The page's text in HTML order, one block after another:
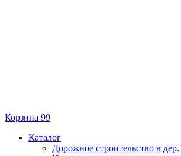
Корзина 99
Каталог
Дорожное строительство в